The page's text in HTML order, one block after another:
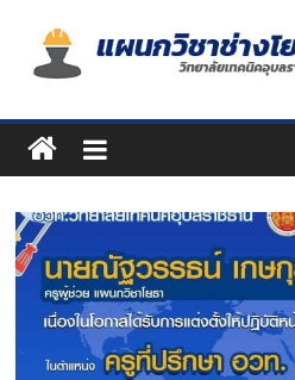
content
แผนก
วิชา
ช่าง
โยธา